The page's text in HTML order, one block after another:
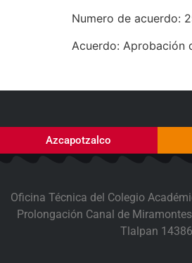
Numero de acuerdo:
Acuerdo: Aprobación
Azcapotzalco
Oficina Técnica del Colegio
Prolongación Canal de
Tlalpan